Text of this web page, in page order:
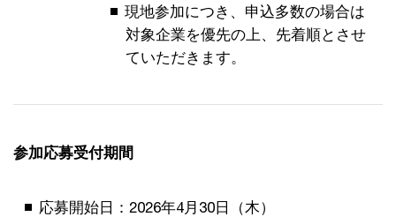
現地参加につき、申込多数の場合は
対象企業を優先の上、先着順とさせ
ていただきます。
参加応募受付期間
応募開始日：2026年4月30日（木）